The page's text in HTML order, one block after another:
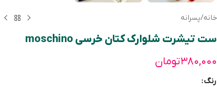
خانه/پسرانه
ست تیشرت شلوارک کتان خرسی moschino
۳۸۰,۰۰۰تومان
رنگ